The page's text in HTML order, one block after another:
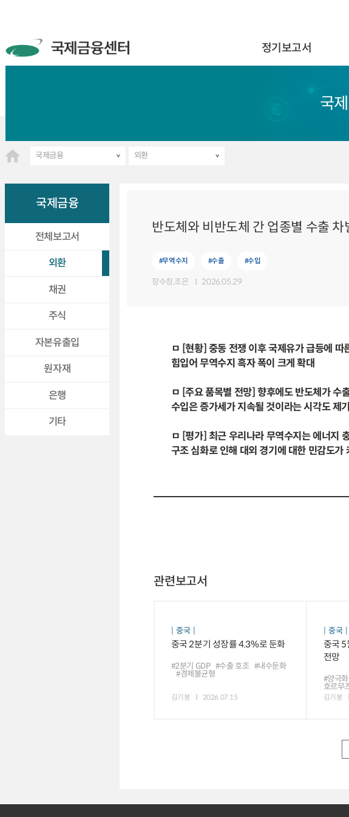
정기보고서
국
국제금융 외환
국제금융
전체보고서
외환
채권
주식
자본유출입
원자재
은행
기타
반도체와 비반도체 간 업종별 수출 차
#무역수지 #수출 #수입
장수창,조은 2026.05.29
ㅁ [현황] 중동 전쟁 이후 국제유가 급등에
힘입어 무역수지 흑자 폭이 크게 확대
ㅁ [주요 품목별 전망] 향후에도 반도체가 수
수입은 증가세가 지속될 것이라는 시각도 제기
ㅁ [평가] 최근 우리나라 무역수지는 에너지
구조 심화로 인해 대외 경기에 대한 민감도가
관련보고서
중국
중국 2분기 성장률 4.3%로 둔화
#2분기 GDP #수출 호조 #내수둔화
#경제불균형
김기봉 2026.07.15
중국
중국 5
전망
#양극화
호르무
김기봉